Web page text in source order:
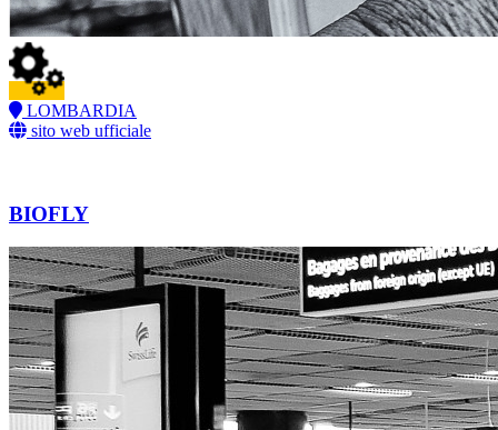
LOMBARDIA
sito web ufficiale
BIOFLY